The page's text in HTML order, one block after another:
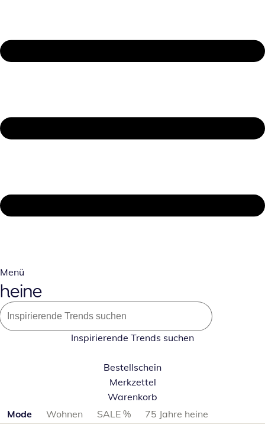
Menü
Inspirierende Trends suchen
Bestellschein
Merkzettel
Warenkorb
Produktkategorien überspringen
Mode Wohnen SALE %
75 Jahre heine